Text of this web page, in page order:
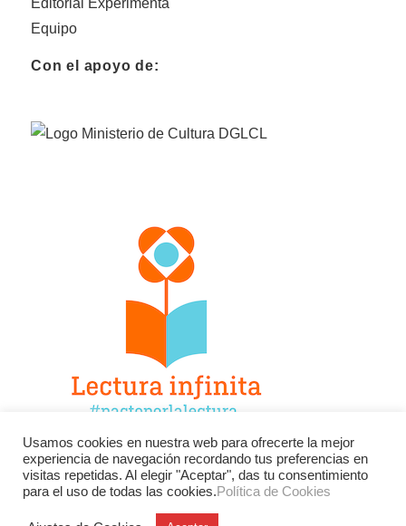
Editorial Experimenta
Equipo
Con el apoyo de:
Facebook Twitter
Instagram
YouTube
LinkedIn Contacto
Usamos cookies en nuestra web para ofrecerte la mejor
experiencia de navegación recordando tus preferencias en
visitas repetidas. Al elegir "Aceptar", das tu consentimiento
para el uso de todas las cookies.Política de Cookies